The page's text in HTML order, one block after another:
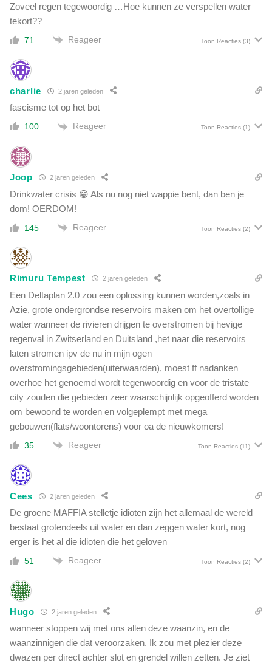
c
h
n
g
e
n
e
d
e
a
n
:
H
e
o
r
d
t
t
v
o
r
d
e
o
d
e
r
t
e
s
e
n
e
o
e
p
i
k
c
a
e
n
o
t
r
i
j
k
,
7
,
5
p
r
c
n
o
v
e
r
i
d
Zoveel regen tegewoordig …Hoe kunnen ze verspellen water
tekort??
71 Reageer Toon Reacties (3)
charlie 2 jaren geleden
fascisme tot op het bot
100 Reageer Toon Reacties (1)
Joop 2 jaren geleden
Drinkwater crisis 😁 Als nu nog niet wappie bent, dan ben je
dom! OERDOM!
145 Reageer Toon Reacties (2)
Rimuru Tempest 2 jaren geleden
Een Deltaplan 2.0 zou een oplossing kunnen worden,zoals in
Azie, grote ondergrondse reservoirs maken om het overtollige
water wanneer de rivieren drijgen te overstromen bij hevige
regenval in Zwitserland en Duitsland ,het naar die reservoirs
laten stromen ipv de nu in mijn ogen
overstromingsgebieden(uiterwaarden), moest ff nadanken
overhoe het genoemd wordt tegenwoordig en voor de tristate
city zouden die gebieden zeer waarschijnlijk opgeofferd worden
om bewoond te worden en volgeplempt met mega
gebouwen(flats/woontorens) voor oa de nieuwkomers!
35 Reageer Toon Reacties (11)
Cees 2 jaren geleden
De groene MAFFIA stelletje idioten zijn het allemaal de wereld
bestaat grotendeels uit water en dan zeggen water kort, nog
erger is het al die idioten die het geloven
51 Reageer Toon Reacties (2)
Hugo 2 jaren geleden
wanneer stoppen wij met ons allen deze waanzin, en de
waanzinnigen die dat veroorzaken. Ik zou met plezier deze
dwazen per direct achter slot en grendel willen zetten. Je ziet